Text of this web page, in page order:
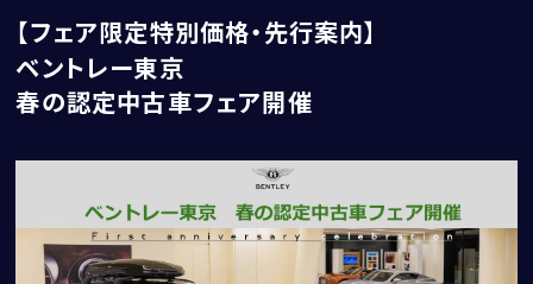
CORNES MOMENT
CORNES RACING
【フェア限定特別価格・先行案内】
ベントレー東京
春の認定中古車フェア開催